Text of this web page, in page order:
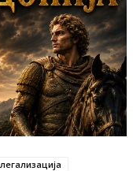
легализација